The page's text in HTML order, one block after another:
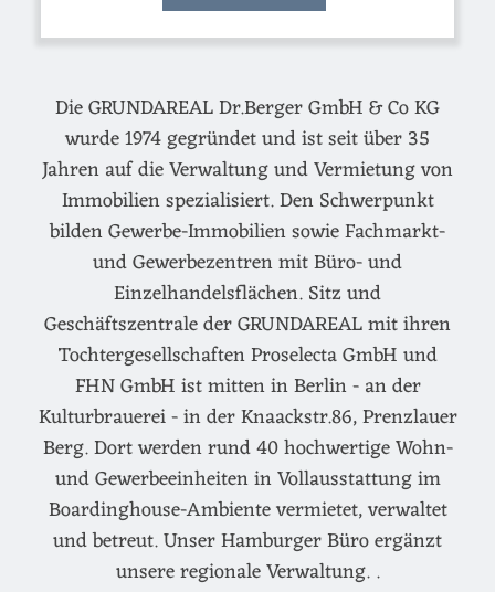
Die GRUNDAREAL Dr.Berger GmbH & Co KG
wurde 1974 gegründet und ist seit über 35
Jahren auf die Verwaltung und Vermietung von
Immobilien spezialisiert. Den Schwerpunkt
bilden Gewerbe-Immobilien sowie Fachmarkt-
und Gewerbezentren mit Büro- und
Einzelhandelsflächen. Sitz und
Geschäftszentrale der GRUNDAREAL mit ihren
Tochtergesellschaften Proselecta GmbH und
FHN GmbH ist mitten in Berlin - an der
Kulturbrauerei - in der Knaackstr.86, Prenzlauer
Berg. Dort werden rund 40 hochwertige Wohn-
und Gewerbeeinheiten in Vollausstattung im
Boardinghouse-Ambiente vermietet, verwaltet
und betreut. Unser Hamburger Büro ergänzt
unsere regionale Verwaltung. .